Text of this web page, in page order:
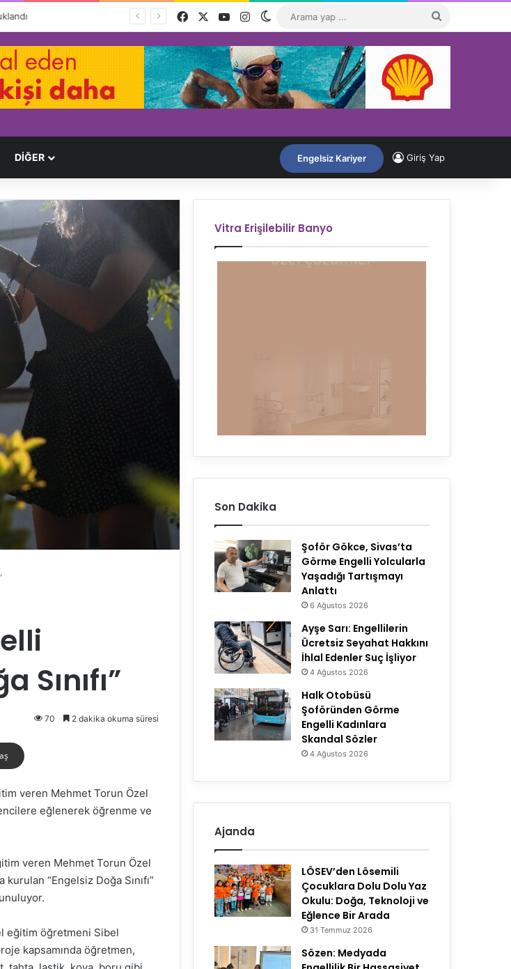
Facebook YouTubeInstagramDış görünümü değiştir
...
DİĞER Engelsiz Kariyer Giriş Yap
Sınıfı”
70 2 dakika okuma süresi
veren Mehmet Torun Özel
eğlenerek öğrenme ve
veren Mehmet Torun Özel
“Engelsiz Doğa Sınıfı”
eğitim öğretmeni Sibel
kapsamında öğretmen,
Vitra Erişilebilir Banyo
Son Dakika
Şoför Gökce, Sivas’ta
Görme Engelli Yolcularla
Yaşadığı Tartışmayı
Anlattı
6 Ağustos 2026
Ayşe Sarı: Engellilerin
Ücretsiz Seyahat Hakkını
İhlal Edenler Suç İşliyor
4 Ağustos 2026
Halk Otobüsü
Şoföründen Görme
Engelli Kadınlara
Skandal Sözler
4 Ağustos 2026
Ajanda
LÖSEV’den Lösemili
Çocuklara Dolu Dolu Yaz
Okulu: Doğa, Teknoloji ve
Eğlence Bir Arada
31 Temmuz 2026
Sözen: Medyada